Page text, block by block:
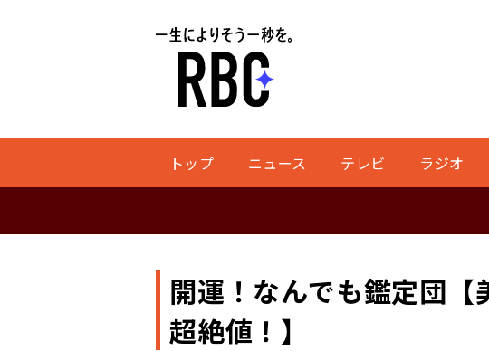
トップ ニュース テレビ ラジオ
開運！なんでも鑑定団
超絶値！】